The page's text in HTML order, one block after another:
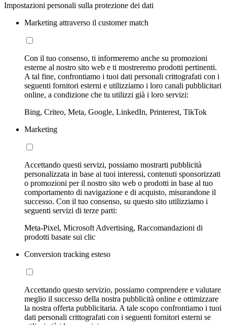
Impostazioni personali sulla protezione dei dati
Marketing attraverso il customer match
Con il tuo consenso, ti informeremo anche su promozioni
esterne al nostro sito web e ti mostreremo prodotti pertinenti.
A tal fine, confrontiamo i tuoi dati personali crittografati con i
seguenti fornitori esterni e utilizziamo i loro canali pubblicitari
online, a condizione che tu utilizzi già i loro servizi:
Bing, Criteo, Meta, Google, LinkedIn, Printerest, TikTok
Marketing
Accettando questi servizi, possiamo mostrarti pubblicità
personalizzata in base ai tuoi interessi, contenuti sponsorizzati
o promozioni per il nostro sito web o prodotti in base al tuo
comportamento di navigazione e di acquisto, misurandone il
successo. Con il tuo consenso, su questo sito utilizziamo i
seguenti servizi di terze parti:
Meta-Pixel, Microsoft Advertising, Raccomandazioni di
prodotti basate sui clic
Conversion tracking esteso
Accettando questo servizio, possiamo comprendere e valutare
meglio il successo della nostra pubblicità online e ottimizzare
la nostra offerta pubblicitaria. A tale scopo confrontiamo i tuoi
dati personali crittografati con i seguenti fornitori esterni se